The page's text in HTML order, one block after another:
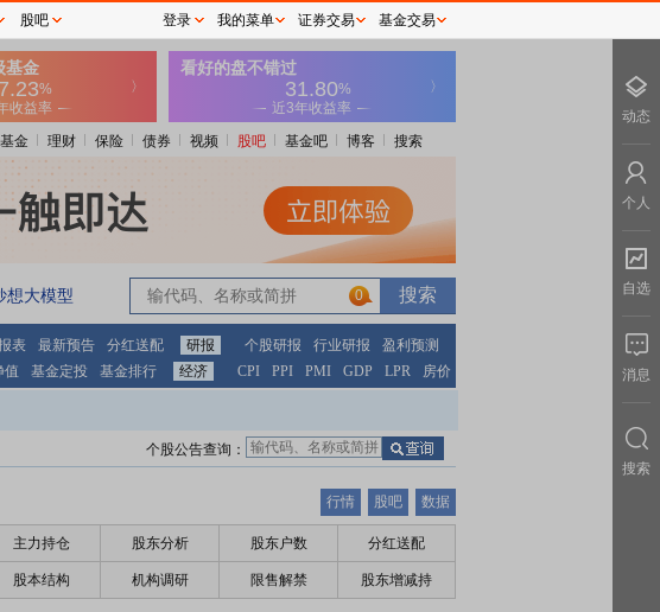
基金 理财 保险 债券 视频 股吧 基金吧 博客 搜索
想大模型 0
表 最新预告 分红送配 研报 个股研报 行业研报
盈利预测
值 基金定投 基金排行 经济 CPI PPI PMI GDP LPR 房价
个股公告查询：
行情 股吧 数据
主力持仓 股东分析 股东户数 分红送配
股本结构 机构调研 限售解禁 股东增减持
股吧 登录 我的菜单 证券交易 基金交易
动态
个人
自选
消息
搜索